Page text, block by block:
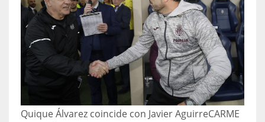
MIA
17
DAL
WSH
Quique Álvarez coincide con Javier AguirreCARME